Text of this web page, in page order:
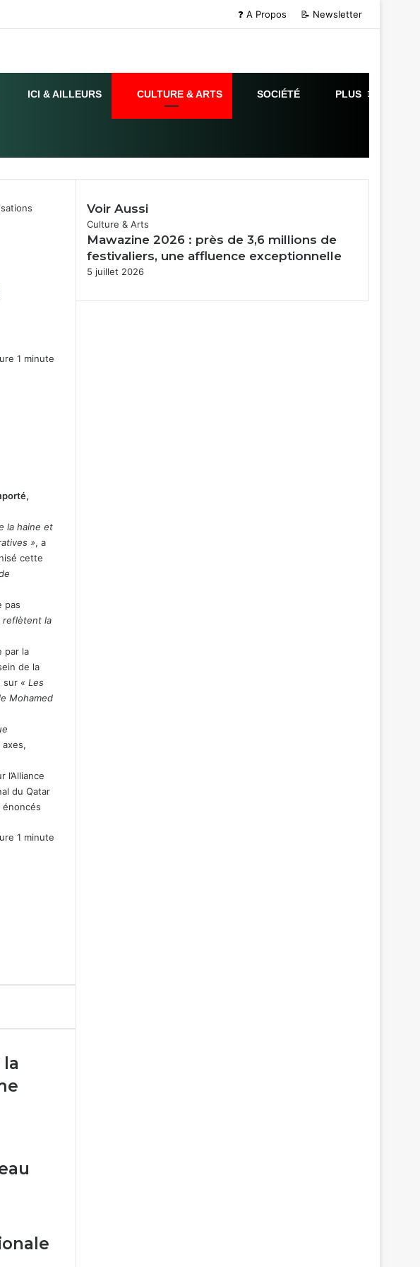
❓ A Propos 📝 Newsletter
ICI & AILLEURS CULTURE & ARTS SOCIÉTÉ PLUS
1 minute
la haine et
», a
cette
pas
reflètent la
par la
de la
sur « Les
Mohamed
du Qatar
1 minute
Voir Aussi
Fermer
Culture & Arts
Mawazine 2026 : près de 3,6 millions de
festivaliers, une affluence exceptionnelle
5 juillet 2026